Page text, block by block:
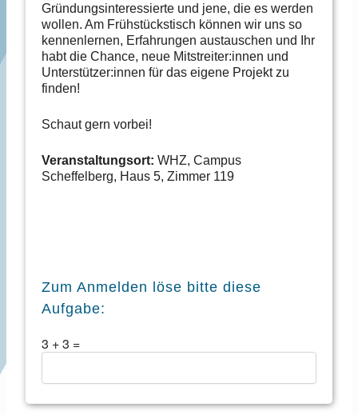
Gründungsinteressierte und jene, die es werden
wollen. Am Frühstückstisch können wir uns so
kennenlernen, Erfahrungen austauschen und Ihr
habt die Chance, neue Mitstreiter:innen und
Unterstützer:innen für das eigene Projekt zu
finden!
Schaut gern vorbei!
Veranstaltungsort: WHZ, Campus
Scheffelberg, Haus 5, Zimmer 119
Zum Anmelden löse bitte diese
Aufgabe:
3 +3 =